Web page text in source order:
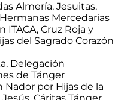
Almería, Jesuitas,
Mercedarias
ITACA, Cruz Roja y
del Sagrado Corazón
Delegación
de Tánger
Nador por Hijas de la